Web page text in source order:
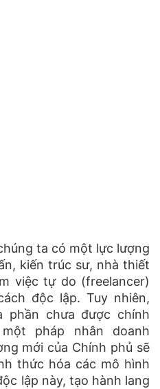
ta có một lực lượng
kiến trúc sư, nhà thiết
việc tự do (freelancer)
độc lập. Tuy nhiên,
phần chưa được chính
pháp nhân doanh
mới của Chính phủ sẽ
thức hóa các mô hình
lập này, tạo hành lang